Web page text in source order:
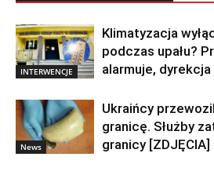
INTERWENCJE
Klimatyzacja
podczas upału?
alarmuje,
News
Ukraińcy
granicę. Służby
granicy [ZDJĘCIA]